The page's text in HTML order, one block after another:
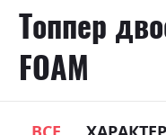
Топпер
FOAM